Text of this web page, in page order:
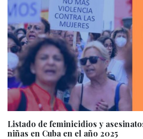
Listado de feminicidios y
niñas en Cuba en el año 2025